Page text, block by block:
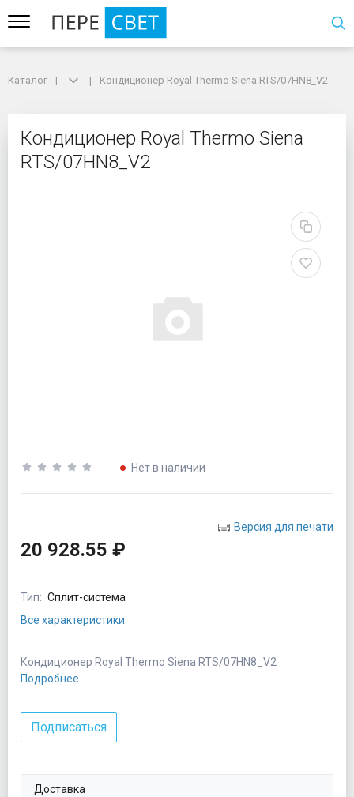
Кондиционер Royal Thermo Siena RTS/07HN8_V2
Каталог Кондиционер Royal Thermo Siena RTS/07HN8_V2
Кондиционер Royal Thermo Siena
RTS/07HN8_V2
Нет в наличии
Версия для печати
20 928.55 ₽
Тип: Сплит-система
Все характеристики
Кондиционер Royal Thermo Siena RTS/07HN8_V2
Подробнее
Подписаться
Доставка